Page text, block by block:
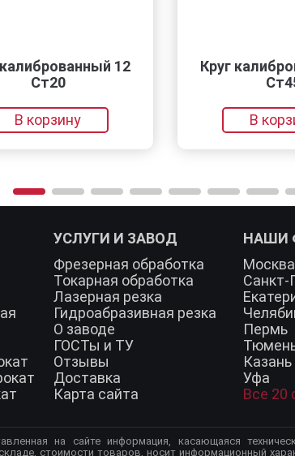
Круг калиброванный 36
УСЛУГИ И ЗАВОД
Фрезерная обработка
Токарная обработка
Лазерная резка
Гидроабразивная резка
О заводе
ГОСТы и ТУ
Отзывы
Доставка
Карта сайта
НАШИ
Москва
Санкт-
Пермь
Казань
Уфа
Все 20
на сайте информация, касающаяся
стоимости товаров, носит информационный